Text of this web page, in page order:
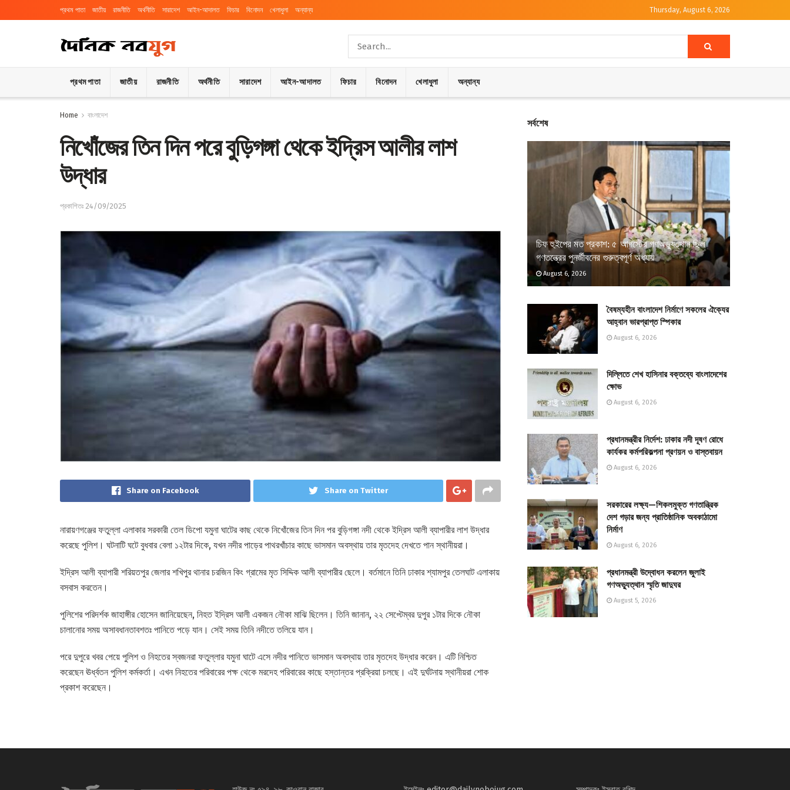
প্রথম পাতা জাতীয় রাজনীতি অর্থনীতি সারাদেশ আইন-আদালত ফিচার বিনোদন খেলাধুলা অন্যান্য Thursday, August 6, 2026
প্রথম পাতা জাতীয় রাজনীতি অর্থনীতি সারাদেশ আইন-আদালত ফিচার বিনোদন খেলাধুলা অন্যান্য
Home বাংলাদেশ
নিখোঁজের তিন দিন পরে বুড়িগঙ্গা থেকে ইদ্রিস আলীর লাশ
উদ্ধার
প্রকাশিতঃ 24/09/2025
Share on Facebook Share on Twitter
নারায়ণগঞ্জের ফতুল্লা এলাকার সরকারী তেল ডিপো যমুনা ঘাটের কাছ থেকে নিখোঁজের তিন দিন পর বুড়িগঙ্গা নদী থেকে ইদ্রিস আলী ব্যাপারীর লাশ উদ্ধার
করেছে পুলিশ। ঘটনাটি ঘটে বুধবার বেলা ১২টার দিকে, যখন নদীর পাড়ের পাথরখাঁচার কাছে ভাসমান অবস্থায় তার মৃতদেহ দেখতে পান স্থানীয়রা।
ইদ্রিস আলী ব্যাপারী শরিয়তপুর জেলার শখিপুর থানার চরজিন কিং গ্রামের মৃত সিদ্দিক আলী ব্যাপারীর ছেলে। বর্তমানে তিনি ঢাকার শ্যামপুর তেলঘাট এলাকায়
বসবাস করতেন।
পুলিশের পরিদর্শক জাহাঙ্গীর হোসেন জানিয়েছেন, নিহত ইদ্রিস আলী একজন নৌকা মাঝি ছিলেন। তিনি জানান, ২২ সেপ্টেম্বর দুপুর ১টার দিকে নৌকা
চালানোর সময় অসাবধানতাবশতঃ পানিতে পড়ে যান। সেই সময় তিনি নদীতে তলিয়ে যান।
পরে দুপুরে খবর পেয়ে পুলিশ ও নিহতের স্বজনরা ফতুল্লার যমুনা ঘাটে এসে নদীর পানিতে ভাসমান অবস্থায় তার মৃতদেহ উদ্ধার করেন। এটি নিশ্চিত
করেছেন ঊর্ধ্বতন পুলিশ কর্মকর্তা। এখন নিহতের পরিবারের পক্ষ থেকে মরদেহ পরিবারের কাছে হস্তান্তর প্রক্রিয়া চলছে। এই দুর্ঘটনায় স্থানীয়রা শোক
প্রকাশ করেছেন।
সর্বশেষ
চিফ হুইপের মত প্রকাশ: ৫ আগস্টের গণঅভ্যুত্থান ছিল
গণতন্ত্রের পুনর্জীবনের গুরুত্বপূর্ণ অধ্যায়
August 6, 2026
বৈষম্যহীন বাংলাদেশ নির্মাণে সকলের ঐক্যের
আহ্বান ভারপ্রাপ্ত স্পিকার
August 6, 2026
দিল্লিতে শেখ হাসিনার বক্তব্যে বাংলাদেশের
ক্ষোভ
August 6, 2026
প্রধানমন্ত্রীর নির্দেশ: ঢাকার নদী দূষণ রোধে
কার্যকর কর্মপরিকল্পনা প্রণয়ন ও বাস্তবায়ন
August 6, 2026
সরকারের লক্ষ্য—শিকলমুক্ত গণতান্ত্রিক
দেশ গড়ার জন্য প্রাতিষ্ঠানিক অবকাঠামো
নির্মাণ
August 6, 2026
প্রধানমন্ত্রী উদ্বোধন করলেন জুলাই
গণঅভ্যুত্থান স্মৃতি জাদুঘর
August 5, 2026